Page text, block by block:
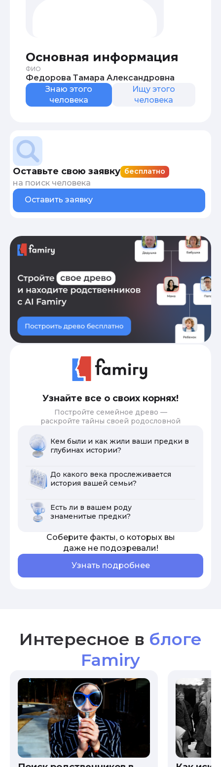
Основная информация
ФИО
Федорова Тамара Александровна
Знаю этого
человека
Ищу этого
человека
Оставьте свою заявку бесплатно
на поиск человека
Оставить заявку
Узнайте все о своих корнях!
Постройте семейное древо —
раскройте тайны своей родословной
Кем были и как жили ваши предки в
глубинах истории?
До какого века прослеживается
история вашей семьи?
Есть ли в вашем роду
знаменитые предки?
Соберите факты, о которых вы
даже не подозревали!
Узнать подробнее
Интересное в блоге
Famiry